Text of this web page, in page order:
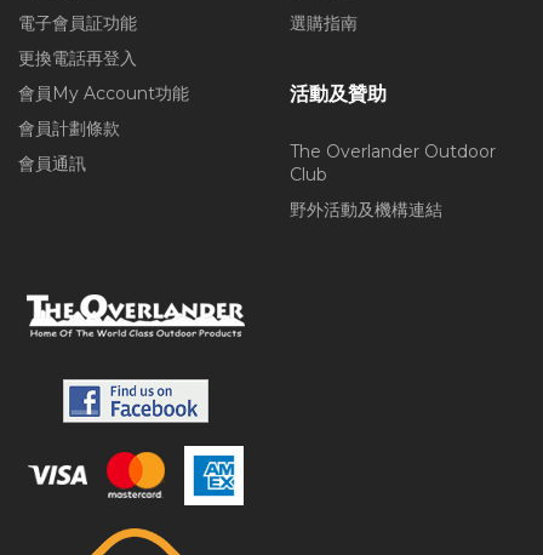
電子會員証功能
更換電話再登入
會員My Account功能
會員計劃條款
會員通訊
選購指南
活動及贊助
The Overlander Outdoor
Club
野外活動及機構連結